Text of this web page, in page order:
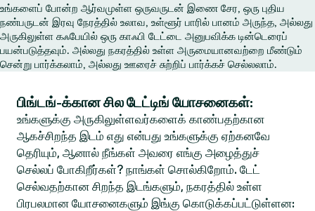
உங்களைப் போன்ற ஆர்வமுள்ள ஒருவருடன் இணை சேர, ஒரு புதிய
நண்பருடன் இரவு நேரத்தில் உலாவ, உள்ளூர் பாரில் பானம் அருந்த, அல்லது
அருகிலுள்ள கஃபேயில் ஒரு காஃபி டேட்டை அனுபவிக்க டின்டெரைப்
பயன்படுத்தவும். அல்லது நகரத்தில் உள்ள அருமையானவற்றை மீண்டும்
சென்று பார்க்கலாம், அல்லது ஊரைச் சுற்றிப் பார்க்கச் செல்லலாம்.
பிங்டங்-க்கான சில டேட்டிங் யோசனைகள்:
உங்களுக்கு அருகிலுள்ளவர்களைக் காண்பதற்கான
ஆகச்சிறந்த இடம் எது என்பது உங்களுக்கு ஏற்கனவே
தெரியும், ஆனால் நீங்கள் அவரை எங்கு அழைத்துச்
செல்லப் போகிறீர்கள்? நாங்கள் சொல்கிறோம். டேட்
செல்வதற்கான சிறந்த இடங்களும், நகரத்தில் உள்ள
பிரபலமான யோசனைகளும் இங்கு கொடுக்கப்பட்டுள்ளன: